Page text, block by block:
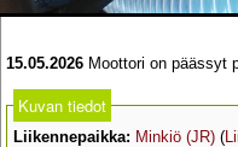
15.05.2026 Moottori on päässyt
Kuvan tiedot
Liikennepaikka: Minkiö (JR) (